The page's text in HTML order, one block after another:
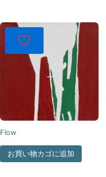
Flow
お買い物カゴに追加